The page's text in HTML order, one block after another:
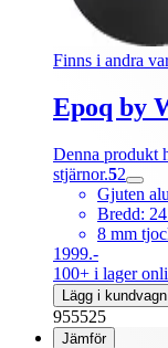
Finns i andra
Epoq by
Denna produkt
stjärnor.52
Gjuten
Bredd:
8 mm
1999.-
100+ i lager
Lägg i kundvagn
955525
Jämför